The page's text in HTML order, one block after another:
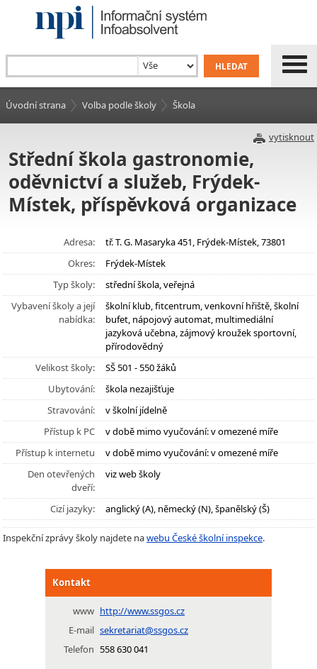
Úvodní strana Volba podle školy Škola
vytisknout
Střední škola gastronomie,
oděvnictví a služeb, Frýdek-
Místek, příspěvková organizace
Adresa:
tř. T. G. Masaryka 451, Frýdek-Místek, 73801
Okres:
Frýdek-Místek
Typ školy:
střední škola, veřejná
Vybavení školy a její
nabídka:
školní klub, fitcentrum, venkovní hřiště, školní
bufet, nápojový automat, multimediální
jazyková učebna, zájmový kroužek sportovní,
přírodovědný
Velikost školy:
SŠ 501 - 550 žáků
Ubytování:
škola nezajišťuje
Stravování:
v školní jídelně
Přístup k PC
v době mimo vyučování: v omezené míře
Přístup k internetu
v době mimo vyučování: v omezené míře
Den otevřených
dveří:
viz web školy
Cizí jazyky: anglický (A), německý (N), španělský (Š)
Inspekční zprávy školy najdete nawebu České školní inspekce.
Kontakt
www http://www.ssgos.cz
E-mail sekretariat@ssgos.cz
Telefon 558 630 041